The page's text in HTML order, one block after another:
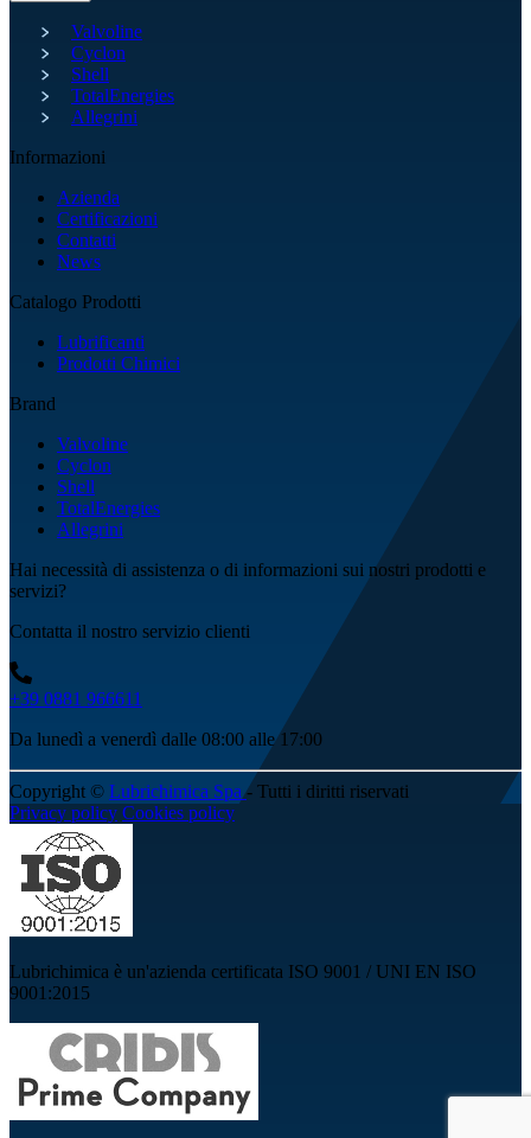
Valvoline
Cyclon
Shell
TotalEnergies
Allegrini
Informazioni
Azienda
Certificazioni
Contatti
News
Catalogo Prodotti
Lubrificanti
Prodotti Chimici
Brand
Valvoline
Cyclon
Shell
TotalEnergies
Allegrini
Hai necessità di assistenza o di informazioni sui nostri prodotti e
servizi?
Contatta il nostro servizio clienti
+39 0881 966611
Da lunedì a venerdì dalle 08:00 alle 17:00
Copyright © Lubrichimica Spa- Tutti i diritti riservati
Privacy policy Cookies policy
Lubrichimica è un'azienda certificata ISO 9001 / UNI EN ISO
9001:2015